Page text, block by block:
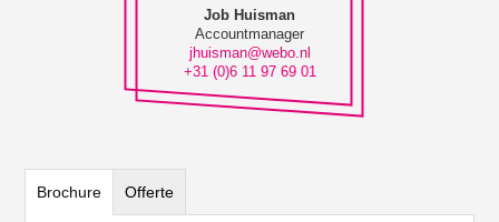
Job Huisman
Accountmanager
jhuisman@webo.nl
+31 (0)6 11 97 69 01
Brochure Offerte